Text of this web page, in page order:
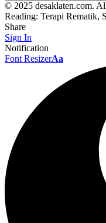
© 2025 desaklaten.com.
Reading: Terapi Rematik,
Share
Sign In
Notification
Font ResizerAa